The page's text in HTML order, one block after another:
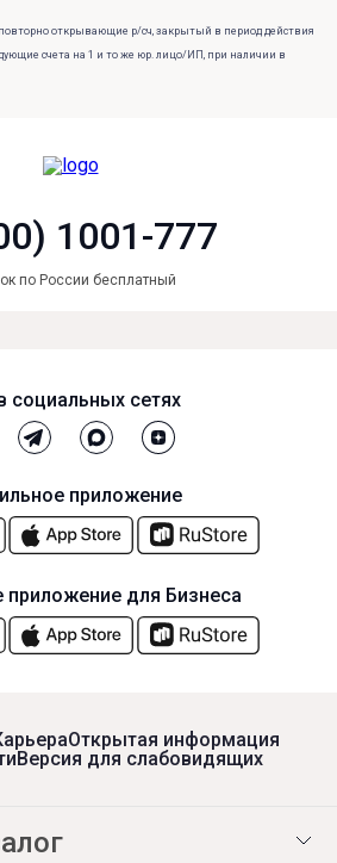
открывающие р/сч, закрытый в период действия
счета на 1 и то же юр. лицо/ИП, при наличии в
1001-777
по России бесплатный
Открытая информация
Версия для слабовидящих
социальных сетях
приложение
приложение для Бизнеса